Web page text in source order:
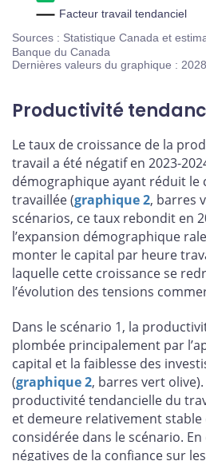
Facteur travail tendanciel
Sources : Statistique Canada et
Banque du Canada
Dernières valeurs du graphique : 2028
Productivité
Le taux de croissance de la
travail a été négatif en 2023-
démographique ayant réduit le
travaillée (graphique 2, barres
scénarios, ce taux rebondit en
l’expansion démographique
monter le capital par heure
laquelle cette croissance se
l’évolution des tensions
Dans le scénario 1, la
plombée principalement par
capital et la faiblesse des
(graphique 2, barres vert
productivité tendancielle du
et demeure relativement
considérée dans le scénario.
négatives de la confiance sur